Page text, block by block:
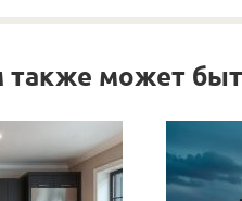
также может